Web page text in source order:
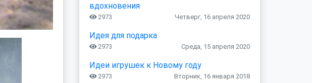
вдохновения
2973 Четверг, 16 апреля 2020
Идея для подарка
2973 Среда, 15 апреля 2020
Идеи игрушек к Новому году
2973 Вторник, 16 января 2018